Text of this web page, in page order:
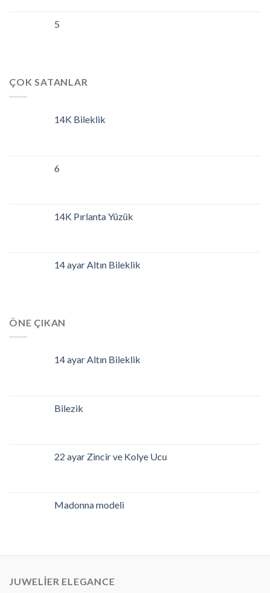
5
ÇOK SATANLAR
14K Bileklik
6
14K Pırlanta Yüzük
14 ayar Altın Bileklik
ÖNE ÇIKAN
14 ayar Altın Bileklik
Bilezik
22 ayar Zincir ve Kolye Ucu
Madonna modeli
JUWELIER ELEGANCE